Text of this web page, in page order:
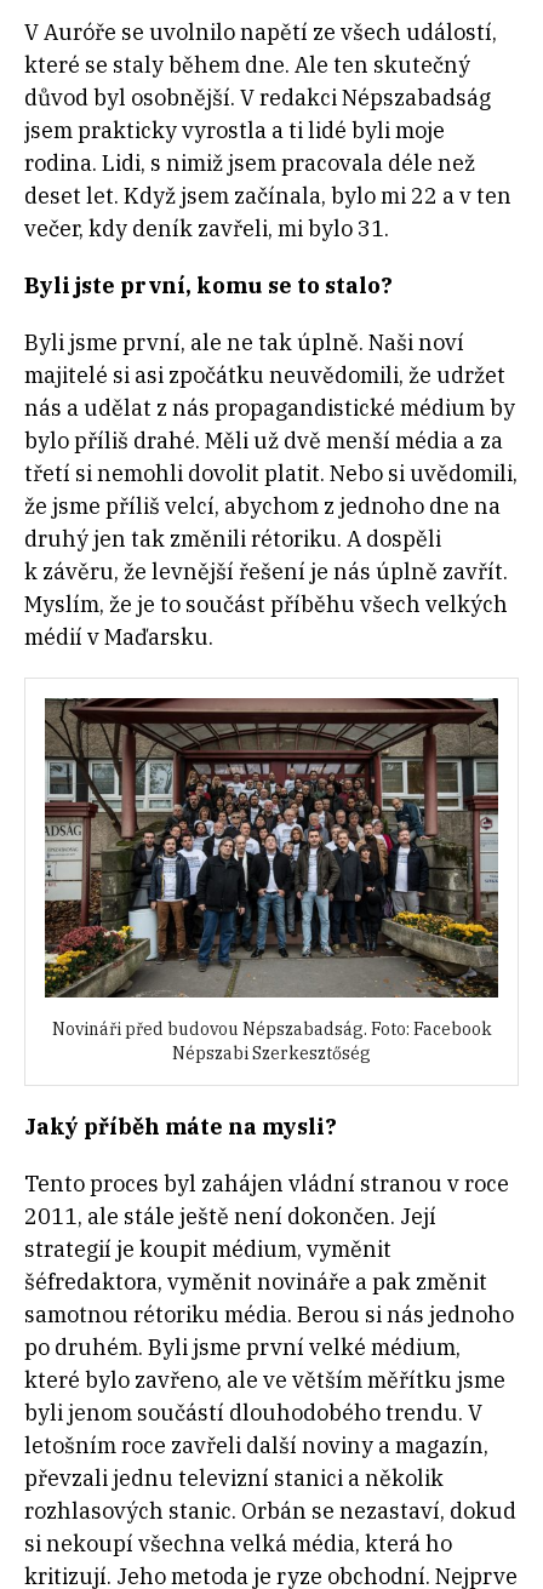
V Auróře se uvolnilo napětí ze všech událostí,
které se staly během dne. Ale ten skutečný
důvod byl osobnější. V redakci Népszabadság
jsem prakticky vyrostla a ti lidé byli moje
rodina. Lidi, s nimiž jsem pracovala déle než
deset let. Když jsem začínala, bylo mi 22 a v ten
večer, kdy deník zavřeli, mi bylo 31.
Byli jste první, komu se to stalo?
Byli jsme první, ale ne tak úplně. Naši noví
majitelé si asi zpočátku neuvědomili, že udržet
nás a udělat z nás propagandistické médium by
bylo příliš drahé. Měli už dvě menší média a za
třetí si nemohli dovolit platit. Nebo si uvědomili,
že jsme příliš velcí, abychom z jednoho dne na
druhý jen tak změnili rétoriku. A dospěli
k závěru, že levnější řešení je nás úplně zavřít.
Myslím, že je to součást příběhu všech velkých
médií v Maďarsku.
Novináři před budovou Népszabadság. Foto: Facebook
Népszabi Szerkesztőség
Jaký příběh máte na mysli?
Tento proces byl zahájen vládní stranou v roce
2011, ale stále ještě není dokončen. Její
strategií je koupit médium, vyměnit
šéfredaktora, vyměnit novináře a pak změnit
samotnou rétoriku média. Berou si nás jednoho
po druhém. Byli jsme první velké médium,
které bylo zavřeno, ale ve větším měřítku jsme
byli jenom součástí dlouhodobého trendu. V
letošním roce zavřeli další noviny a magazín,
převzali jednu televizní stanici a několik
rozhlasových stanic. Orbán se nezastaví, dokud
si nekoupí všechna velká média, která ho
kritizují. Jeho metoda je ryze obchodní. Nejprve